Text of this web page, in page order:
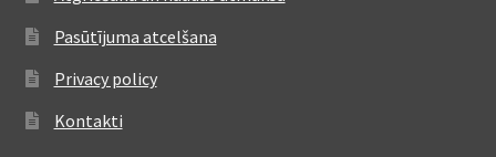
Pasūtījuma atcelšana
Privacy policy
Kontakti